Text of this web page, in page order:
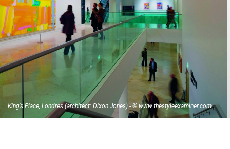
King’s Place, Londres (architect: Dixon Jones) - © www.thestyleexaminer.com